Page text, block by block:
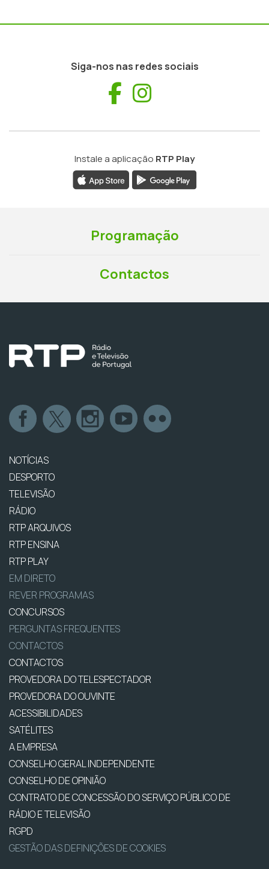
Siga-nos nas redes sociais
Facebook
Instale a aplicação RTP Play
Programação
Contactos
NOTÍCIAS
DESPORTO
TELEVISÃO
RÁDIO
RTP ARQUIVOS
RTP ENSINA
RTP PLAY
EM DIRETO
REVER PROGRAMAS
CONCURSOS
PERGUNTAS FREQUENTES
CONTACTOS
CONTACTOS
PROVEDORA DO TELESPECTADOR
PROVEDORA DO OUVINTE
ACESSIBILIDADES
SATÉLITES
A EMPRESA
CONSELHO GERAL INDEPENDENTE
CONSELHO DE OPINIÃO
CONTRATO DE CONCESSÃO DO SERVIÇO PÚBLICO DE
RÁDIO E TELEVISÃO
RGPD
GESTÃO DAS DEFINIÇÕES DE COOKIES